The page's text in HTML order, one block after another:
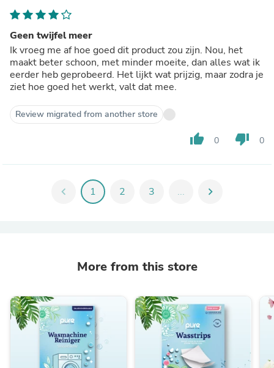
Geen twijfel meer
Ik vroeg me af hoe goed dit product zou zijn. Nou, het
maakt beter schoon, met minder moeite, dan alles wat ik
eerder heb geprobeerd. Het lijkt wat prijzig, maar zodra je
ziet hoe goed het werkt, valt dat mee.
Review migrated from another store
thumb_up 0 thumb_down 0
chevron_left 1 2 3 ... chevron_right
More from this store